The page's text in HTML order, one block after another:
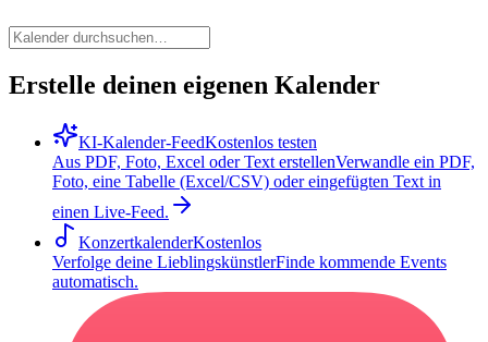
Erstelle deinen eigenen Kalender
KI-Kalender-FeedKostenlos testen
Aus PDF, Foto, Excel oder Text erstellenVerwandle ein PDF,
Foto, eine Tabelle (Excel/CSV) oder eingefügten Text in
einen Live-Feed.
KonzertkalenderKostenlos
Verfolge deine LieblingskünstlerFinde kommende Events
automatisch.